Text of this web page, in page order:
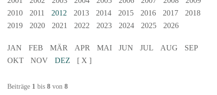
2010
2011 2012 2013 2014 2015 2016 2017
2018
2019
2020 2021 2022 2023 2024 2025 2026
JAN FEB MÄR APR MAI JUN JUL AUG
SEP
OKT
NOV DEZ [ X ]
Beiträge 1 bis 8 von 8